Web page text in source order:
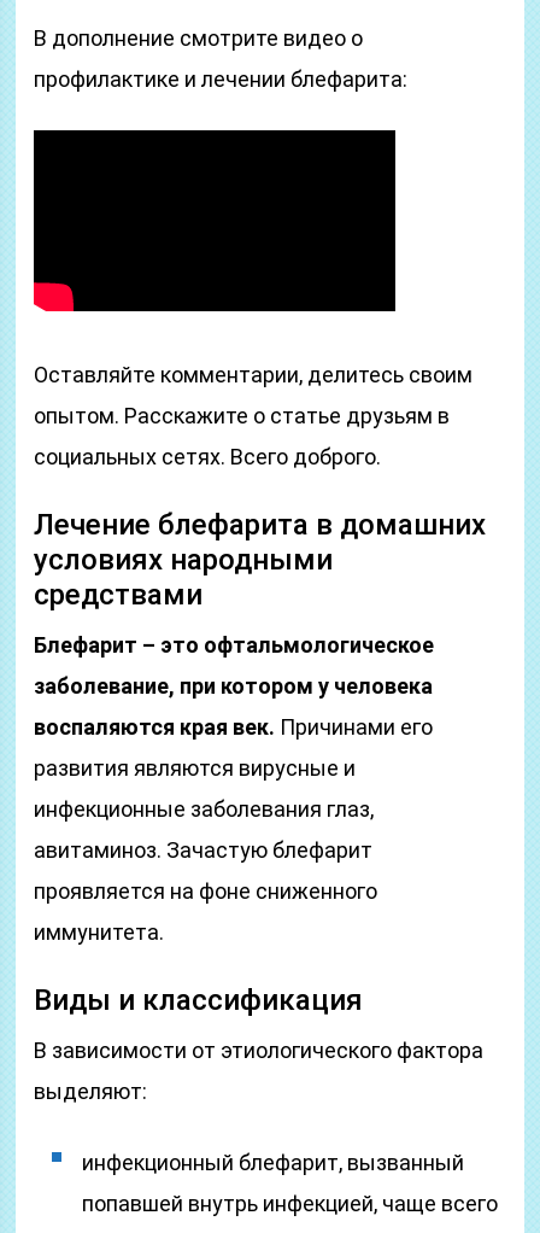
В дополнение смотрите видео о
профилактике и лечении блефарита:
Оставляйте комментарии, делитесь своим
опытом. Расскажите о статье друзьям в
социальных сетях. Всего доброго.
Лечение блефарита в домашних
условиях народными
средствами
Блефарит – это офтальмологическое
заболевание, при котором у человека
воспаляются края век. Причинами его
развития являются вирусные и
инфекционные заболевания глаз,
авитаминоз. Зачастую блефарит
проявляется на фоне сниженного
иммунитета.
Виды и классификация
В зависимости от этиологического фактора
выделяют:
инфекционный блефарит, вызванный
попавшей внутрь инфекцией, чаще всего